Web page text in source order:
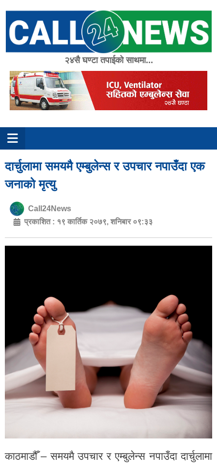
content
२४सै घण्टा तपाईको साथमा...
दार्चुलामा समयमै एम्बुलेन्स र उपचार नपाउँदा एक
जनाको मृत्यु
Call24News
प्रकाशित : १९ कार्तिक २०७९, शनिबार ०९:३३
काठमाडौँ – समयमै उपचार र एम्बुलेन्स नपाउँदा दार्चुलामा